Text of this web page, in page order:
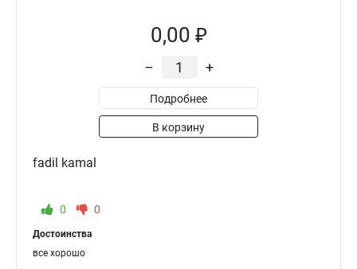
0,00 ₽
– +
Подробнее
В корзину
fadil kamal
0 0
Достоинства
все хорошо